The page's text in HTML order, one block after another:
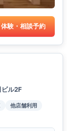
体験・相談予約
ル2F
他店舗利用